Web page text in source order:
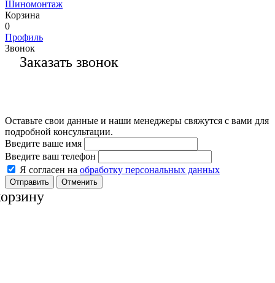
Шиномонтаж
Корзина
0
Профиль
Звонок
Заказать звонок
Оставьте свои данные и наши менеджеры свяжутся с вами для
подробной консультации.
Введите ваше имя
Введите ваш телефон
Я согласен на обработку персональных данных
Отменить